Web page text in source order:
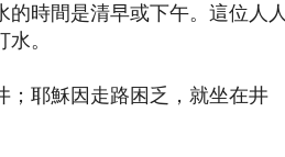
時間是清早或下午。 這位人人
。
；耶穌因走路困乏，就坐在井